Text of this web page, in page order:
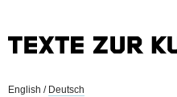
English / Deutsch